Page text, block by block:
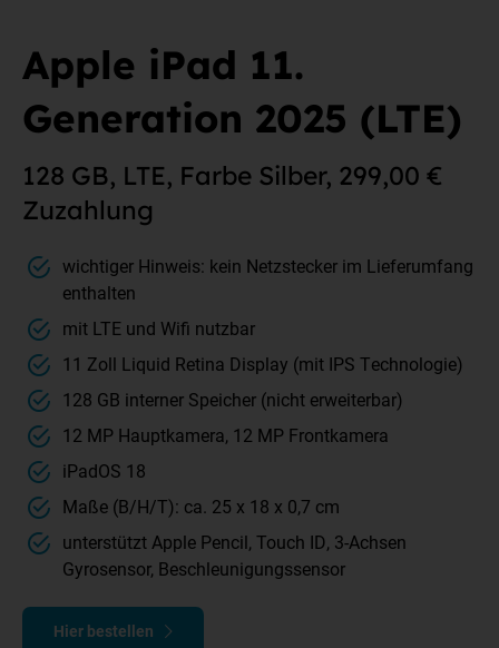
Apple iPad 11.
Generation 2025 (LTE)
128 GB, LTE, Farbe Silber, 299,00 €
Zuzahlung
wichtiger Hinweis: kein Netzstecker im Lieferumfang
enthalten
mit LTE und Wifi nutzbar
11 Zoll Liquid Retina Display (mit IPS Technologie)
128 GB interner Speicher (nicht erweiterbar)
12 MP Hauptkamera, 12 MP Frontkamera
iPadOS 18
Maße (B/H/T): ca. 25 x 18 x 0,7 cm
unterstützt Apple Pencil, Touch ID, 3-Achsen
Gyrosensor, Beschleunigungssensor
Hier bestellen